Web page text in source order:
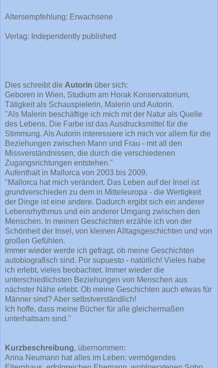
Altersempfehlung: Erwachsene
Verlag: Independently published
Dies schreibt die Autorin über sich:
Geboren in Wien, Studium am Horak Konservatorium,
Tätigkeit als Schauspielerin, Malerin und Autorin.
"Als Malerin beschäftige ich mich mit der Natur als Quelle
des Lebens. Die Farbe ist das Ausdrucksmittel für die
Stimmung. Als Autorin interessiere ich mich vor allem für die
Beziehungen zwischen Mann und Frau - mit all den
Missverständnissen, die durch die verschiedenen
Zugangsrichtungen entstehen."
Aufenthalt in Mallorca von 2003 bis 2009.
"Mallorca hat mich verändert. Das Leben auf der Insel ist
grundverschieden zu dem in Mitteleuropa - die Wertigkeit
der Dinge ist eine andere. Dadurch ergibt sich ein anderer
Lebensrhythmus und ein anderer Umgang zwischen den
Menschen. In meinen Geschichten erzähle ich von der
Schönheit der Insel, von kleinen Alltagsgeschichten und von
großen Gefühlen.
Immer wieder werde ich gefragt, ob meine Geschichten
autobiografisch sind. Por supuesto - natürlich! Vieles habe
ich erlebt, vieles beobachtet. Immer wieder die
unterschiedlichsten Beziehungen von Menschen aus
nächster Nähe erlebt. Ob meine Geschichten auch etwas für
Männer sind? Aber selbstverständlich!
Ich hoffe, dass meine Bücher für alle gleichermaßen
unterhaltsam sind."
Kurzbeschreibung, übernommen:
Anna Neumann hat alles im Leben: vermögendes